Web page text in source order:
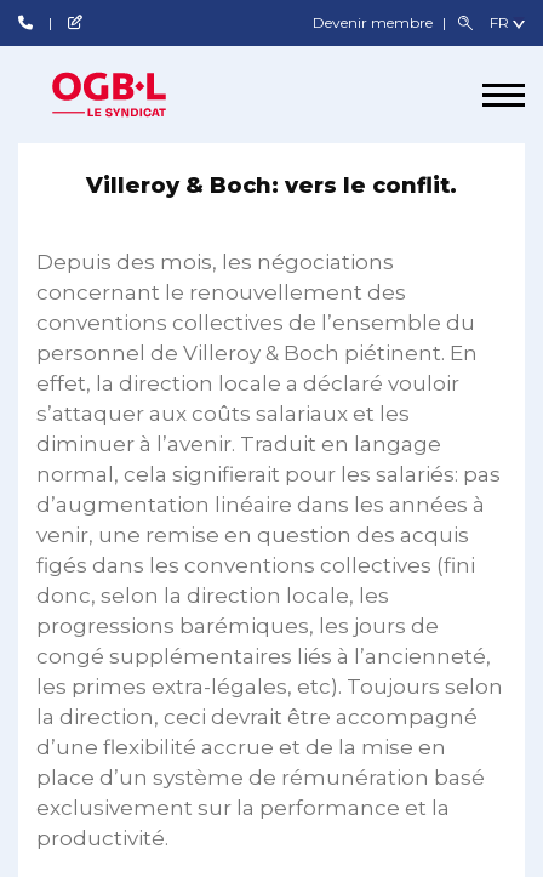
Devenir membre
Villeroy & Boch: vers le conflit.
Depuis des mois, les négociations
concernant le renouvellement des
conventions collectives de l’ensemble du
personnel de Villeroy & Boch piétinent. En
effet, la direction locale a déclaré vouloir
s’attaquer aux coûts salariaux et les
diminuer à l’avenir. Traduit en langage
normal, cela signifierait pour les salariés: pas
d’augmentation linéaire dans les années à
venir, une remise en question des acquis
figés dans les conventions collectives (fini
donc, selon la direction locale, les
progressions barémiques, les jours de
congé supplémentaires liés à l’ancienneté,
les primes extra-légales, etc). Toujours selon
la direction, ceci devrait être accompagné
d’une flexibilité accrue et de la mise en
place d’un système de rémunération basé
exclusivement sur la performance et la
productivité.